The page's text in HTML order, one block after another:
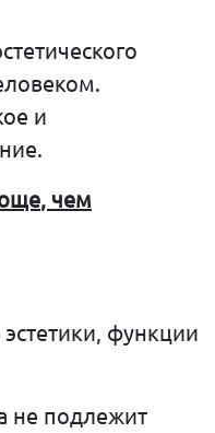
и
, чем
функции
не подлежит